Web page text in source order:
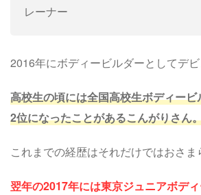
レーナー
2016年にボディービルダーとしてデビ
高校生の頃には全国高校生ボディー
2位になったことがあるこんがりさん
これまでの経歴はそれだけではおさま
翌年の2017年には東京ジュニアボデ